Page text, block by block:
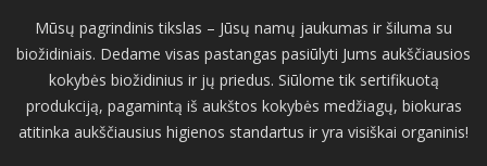
Mūsų pagrindinis tikslas – Jūsų namų jaukumas ir šiluma su
biožidiniais. Dedame visas pastangas pasiūlyti Jums aukščiausios
kokybės biožidinius ir jų priedus. Siūlome tik sertifikuotą
produkciją, pagamintą iš aukštos kokybės medžiagų, biokuras
atitinka aukščiausius higienos standartus ir yra visiškai organinis!